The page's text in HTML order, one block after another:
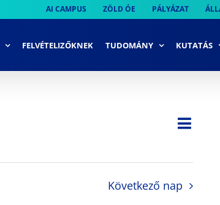
AI CAMPUS ZÖLD ÓE PÁLYÁZAT
FELVÉTELIZŐKNEK TUDOMÁNY KUTATÁS
Nap
Következő nap